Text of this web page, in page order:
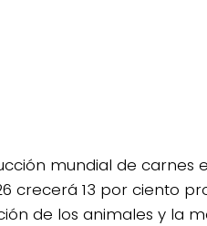
mundial de carnes
crecerá 13 por ciento
de los animales y la